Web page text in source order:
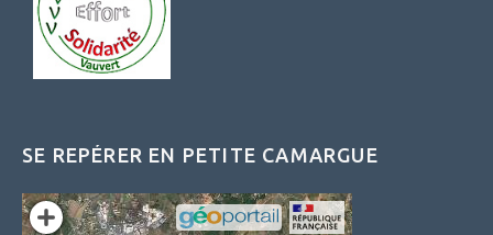
SE REPÉRER EN PETITE CAMARGUE